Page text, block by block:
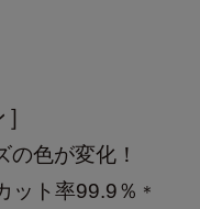
色が変化！
ット率99.9％ ＊